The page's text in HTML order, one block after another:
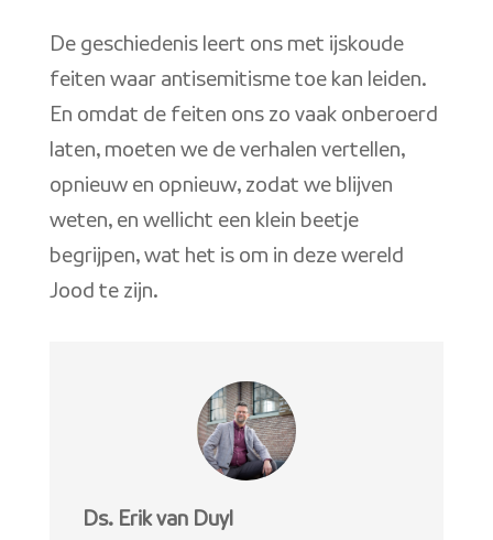
De geschiedenis leert ons met ijskoude
feiten waar antisemitisme toe kan leiden.
En omdat de feiten ons zo vaak onberoerd
laten, moeten we de verhalen vertellen,
opnieuw en opnieuw, zodat we blijven
weten, en wellicht een klein beetje
begrijpen, wat het is om in deze wereld
Jood te zijn.
Ds. Erik van Duyl